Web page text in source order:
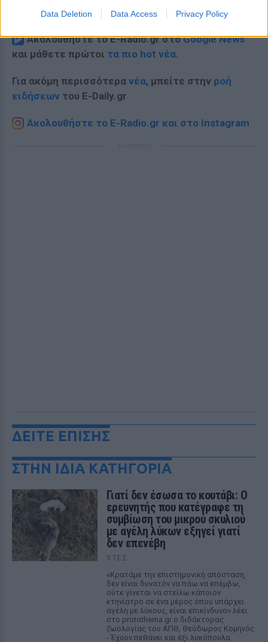
Data Deletion Data Access Privacy Policy
Ακολουθήστε το E-Radio.gr στοGoogle News
και μάθετε πρώτοι τα πιο hot νέα.
Για ακόμη περισσότερα νέα, μπείτε στην ροή
ειδήσεων του E-Daily.gr
Ακολουθήστε το E-Radio.gr και στο Instagram
ΔΕΙΤΕ ΕΠΙΣΗΣ
ΣΤΗΝ ΙΔΙΑ ΚΑΤΗΓΟΡΙΑ
Γιατί δεν έσωσα το κουτάβι: Ο
ερευνητής που κατέγραφε τη
συμβίωση του μικρού σκυλιού
με αγέλη λύκων εξηγεί γιατί
δεν επενέβη
ΧΤΕΣ
«Κρατάμε την επιστημονική απόσταση,
δεν είναι δυνατόν να πάω να επέμβω,
ούτε γίνεται να στείλω κάποιον
κτηνίατρο σε ένα μέρος όπου υπάρχει
αγέλη με λύκους, είναι επικίνδυνο» λέει
στο protothema.gr ο διδάκτορας
ζωολογίας του ΑΠΘ, Θεόδωρος Κομηνός
- Έχουν πεθάνει και έξι λυκόπουλα